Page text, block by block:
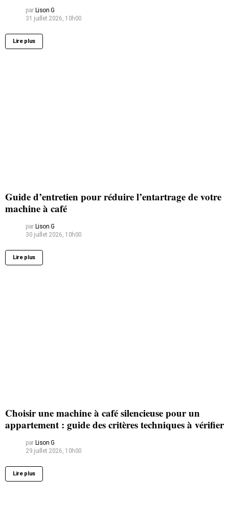
par Lison G
31 juillet 2026, 10h00
Lire plus
Guide d’entretien pour réduire l’entartrage de votre
machine à café
par Lison G
30 juillet 2026, 10h00
Lire plus
Choisir une machine à café silencieuse pour un
appartement : guide des critères techniques à vérifier
par Lison G
29 juillet 2026, 10h00
Lire plus